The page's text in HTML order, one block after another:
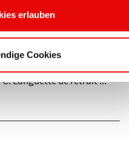
erlauben
Cookies
centrale
Languette de retrait ...